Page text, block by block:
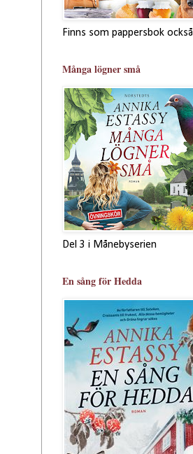
Finns som pappersbok också
Många lögner små
Del 3 i Månebyserien
En sång för Hedda